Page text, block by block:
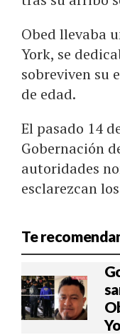
Obed llevaba
York, se
sobreviven su
de edad.
El pasado 14
Gobernación
autoridades
esclarezcan
Te